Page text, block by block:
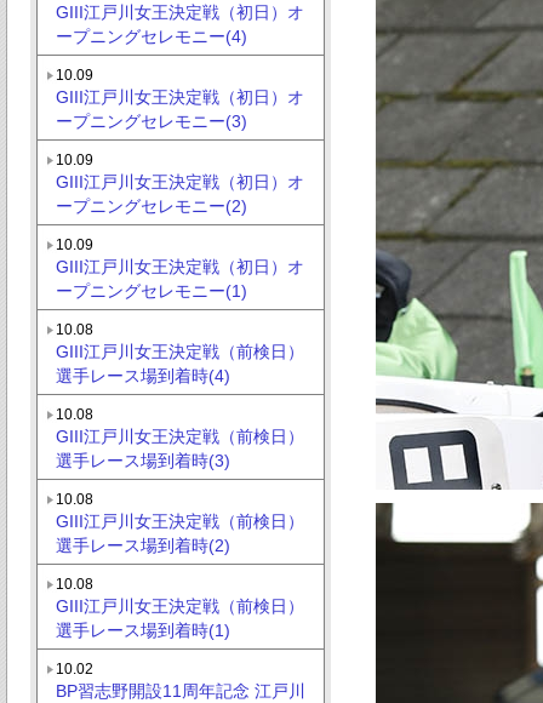
GIII江戸川女王決定戦（初日）オ
ープニングセレモニー(4)
10.09
GIII江戸川女王決定戦（初日）オ
ープニングセレモニー(3)
10.09
GIII江戸川女王決定戦（初日）オ
ープニングセレモニー(2)
10.09
GIII江戸川女王決定戦（初日）オ
ープニングセレモニー(1)
10.08
GIII江戸川女王決定戦（前検日）
選手レース場到着時(4)
10.08
GIII江戸川女王決定戦（前検日）
選手レース場到着時(3)
10.08
GIII江戸川女王決定戦（前検日）
選手レース場到着時(2)
10.08
GIII江戸川女王決定戦（前検日）
選手レース場到着時(1)
10.02
BP習志野開設11周年記念 江戸川